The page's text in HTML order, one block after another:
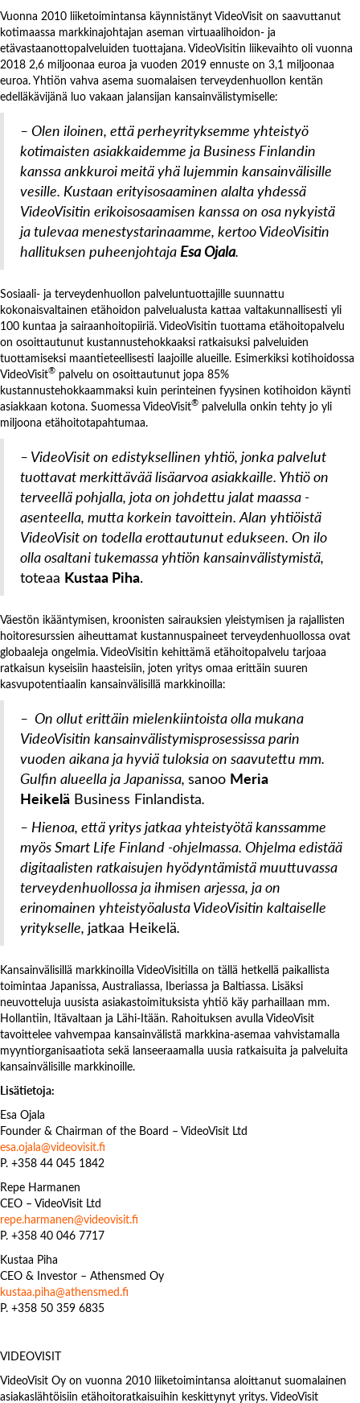
Vuonna 2010 liiketoimintansa käynnistänyt VideoVisit on saavuttanut
kotimaassa markkinajohtajan aseman virtuaalihoidon- ja
etävastaanottopalveluiden tuottajana. VideoVisitin liikevaihto oli vuonna
2018 2,6 miljoonaa euroa ja vuoden 2019 ennuste on 3,1 miljoonaa
euroa. Yhtiön vahva asema suomalaisen terveydenhuollon kentän
edelläkävijänä luo vakaan jalansijan kansainvälistymiselle:
– Olen iloinen, että perheyrityksemme yhteistyö
kotimaisten asiakkaidemme ja Business Finlandin
kanssa ankkuroi meitä yhä lujemmin kansainvälisille
vesille. Kustaan erityisosaaminen alalta yhdessä
VideoVisitin erikoisosaamisen kanssa on osa nykyistä
ja tulevaa menestystarinaamme, kertoo VideoVisitin
hallituksen puheenjohtaja Esa Ojala.
Sosiaali- ja terveydenhuollon palveluntuottajille suunnattu
kokonaisvaltainen etähoidon palvelualusta kattaa valtakunnallisesti yli
100 kuntaa ja sairaanhoitopiiriä. VideoVisitin tuottama etähoitopalvelu
on osoittautunut kustannustehokkaaksi ratkaisuksi palveluiden
tuottamiseksi maantieteellisesti laajoille alueille. Esimerkiksi kotihoidossa
VideoVisit® palvelu on osoittautunut jopa 85%
kustannustehokkaammaksi kuin perinteinen fyysinen kotihoidon käynti
asiakkaan kotona. Suomessa VideoVisit® palvelulla onkin tehty jo yli
miljoona etähoitotapahtumaa.
– VideoVisit on edistyksellinen yhtiö, jonka palvelut
tuottavat merkittävää lisäarvoa asiakkaille. Yhtiö on
terveellä pohjalla, jota on johdettu jalat maassa -
asenteella, mutta korkein tavoittein. Alan yhtiöistä
VideoVisit on todella erottautunut edukseen. On ilo
olla osaltani tukemassa yhtiön kansainvälistymistä,
toteaa Kustaa Piha.
Väestön ikääntymisen, kroonisten sairauksien yleistymisen ja rajallisten
hoitoresurssien aiheuttamat kustannuspaineet terveydenhuollossa ovat
globaaleja ongelmia. VideoVisitin kehittämä etähoitopalvelu tarjoaa
ratkaisun kyseisiin haasteisiin, joten yritys omaa erittäin suuren
kasvupotentiaalin kansainvälisillä markkinoilla:
– On ollut erittäin mielenkiintoista olla mukana
VideoVisitin kansainvälistymisprosessissa parin
vuoden aikana ja hyviä tuloksia on saavutettu mm.
Gulfin alueella ja Japanissa, sanoo Meria
Heikelä Business Finlandista.
– Hienoa, että yritys jatkaa yhteistyötä kanssamme
myös Smart Life Finland -ohjelmassa. Ohjelma edistää
digitaalisten ratkaisujen hyödyntämistä muuttuvassa
terveydenhuollossa ja ihmisen arjessa, ja on
erinomainen yhteistyöalusta VideoVisitin kaltaiselle
yritykselle, jatkaa Heikelä.
Kansainvälisillä markkinoilla VideoVisitilla on tällä hetkellä paikallista
toimintaa Japanissa, Australiassa, Iberiassa ja Baltiassa. Lisäksi
neuvotteluja uusista asiakastoimituksista yhtiö käy parhaillaan mm.
Hollantiin, Itävaltaan ja Lähi-Itään. Rahoituksen avulla VideoVisit
tavoittelee vahvempaa kansainvälistä markkina-asemaa vahvistamalla
myyntiorganisaatiota sekä lanseeraamalla uusia ratkaisuita ja palveluita
kansainvälisille markkinoille.
Lisätietoja:
Esa Ojala
Founder & Chairman of the Board – VideoVisit Ltd
esa.ojala@videovisit.fi
P. +358 44 045 1842
Repe Harmanen
CEO – VideoVisit Ltd
repe.harmanen@videovisit.fi
P. +358 40 046 7717
Kustaa Piha
CEO & Investor – Athensmed Oy
kustaa.piha@athensmed.fi
P. +358 50 359 6835
VIDEOVISIT
VideoVisit Oy on vuonna 2010 liiketoimintansa aloittanut suomalainen
asiakaslähtöisiin etähoitoratkaisuihin keskittynyt yritys. VideoVisit